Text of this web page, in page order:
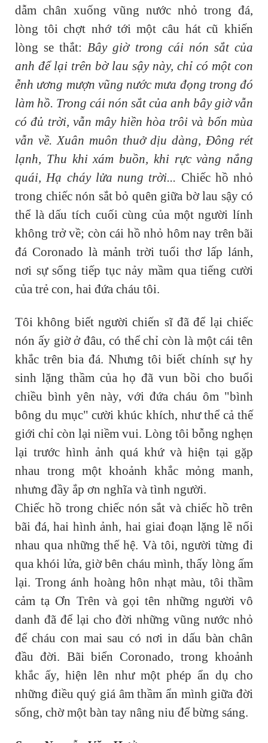
dẫm chân xuống vũng nước nhỏ trong đá,
lòng tôi chợt nhớ tới một câu hát cũ khiến
lòng se thắt:Bây giờ trong cái nón sắt của
anh để lại trên bờ lau sậy này, chỉ có một con
ễnh ương mượn vũng nước mưa đọng trong đó
làm hồ. Trong cái nón sắt của anh bây giờ vẫn
có đủ trời, vẫn mây hiền hòa trôi và bốn mùa
vẫn về. Xuân muôn thuở dịu dàng, Đông rét
lạnh, Thu khi xám buồn, khi rực vàng nắng
quái, Hạ cháy lửa nung trời... Chiếc hồ nhỏ
trong chiếc nón sắt bỏ quên giữa bờ lau sậy có
thể là dấu tích cuối cùng của một người lính
không trở về; còn cái hồ nhỏ hôm nay trên bãi
đá Coronado là mảnh trời tuổi thơ lấp lánh,
nơi sự sống tiếp tục nảy mầm qua tiếng cười
của trẻ con, hai đứa cháu tôi.
Tôi không biết người chiến sĩ đã để lại chiếc
nón ấy giờ ở đâu, có thể chỉ còn là một cái tên
khắc trên bia đá. Nhưng tôi biết chính sự hy
sinh lặng thầm của họ đã vun bồi cho buổi
chiều bình yên này, với đứa cháu ôm "bình
bông du mục" cười khúc khích, như thể cả thế
giới chỉ còn lại niềm vui. Lòng tôi bỗng nghẹn
lại trước hình ảnh quá khứ và hiện tại gặp
nhau trong một khoảnh khắc mỏng manh,
nhưng đầy ắp ơn nghĩa và tình người.
Chiếc hồ trong chiếc nón sắt và chiếc hồ trên
bãi đá, hai hình ảnh, hai giai đoạn lặng lẽ nối
nhau qua những thế hệ. Và tôi, người từng đi
qua khói lửa, giờ bên cháu mình, thấy lòng ấm
lại. Trong ánh hoàng hôn nhạt màu, tôi thầm
cảm tạ Ơn Trên và gọi tên những người vô
danh đã để lại cho đời những vũng nước nhỏ
để cháu con mai sau có nơi in dấu bàn chân
đầu đời. Bãi biển Coronado, trong khoảnh
khắc ấy, hiện lên như một phép ẩn dụ cho
những điều quý giá âm thầm ẩn mình giữa đời
sống, chờ một bàn tay nâng niu để bừng sáng.